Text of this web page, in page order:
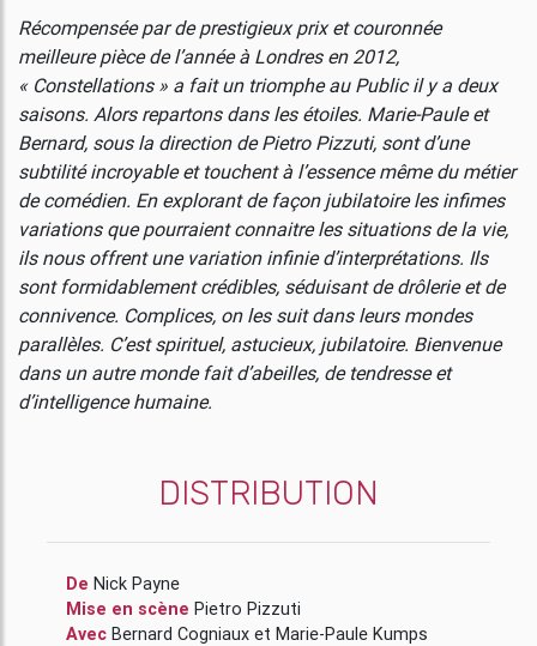
Récompensée par de prestigieux prix et couronnée
meilleure pièce de l’année à Londres en 2012,
« Constellations » a fait un triomphe au Public il y a deux
saisons. Alors repartons dans les étoiles. Marie-Paule et
Bernard, sous la direction de Pietro Pizzuti, sont d’une
subtilité incroyable et touchent à l’essence même du métier
de comédien. En explorant de façon jubilatoire les infimes
variations que pourraient connaitre les situations de la vie,
ils nous offrent une variation infinie d’interprétations. Ils
sont formidablement crédibles, séduisant de drôlerie et de
connivence. Complices, on les suit dans leurs mondes
parallèles. C’est spirituel, astucieux, jubilatoire. Bienvenue
dans un autre monde fait d’abeilles, de tendresse et
d’intelligence humaine.
DISTRIBUTION
De
Nick Payne
Mise en scène
Pietro Pizzuti
Avec
Bernard Cogniaux et
Marie-Paule Kumps